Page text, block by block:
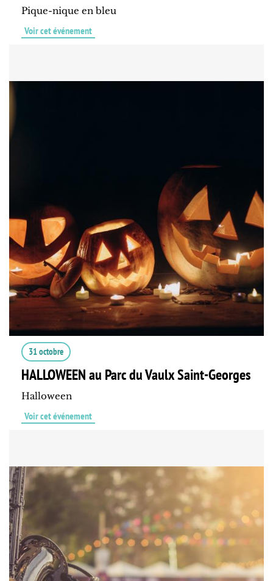
Pique-nique en bleu
Voir cet événement
31 octobre
HALLOWEEN au Parc du Vaulx Saint-Georges
Halloween
Voir cet événement